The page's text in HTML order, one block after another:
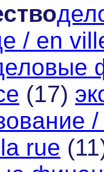
/ en
(17)
rue